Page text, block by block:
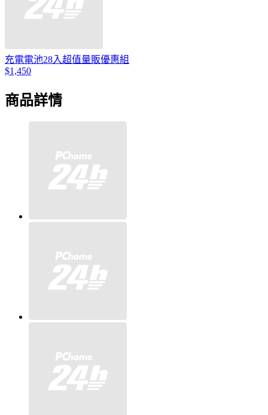
充電電池28入超值量販優惠組
$1,450
商品詳情